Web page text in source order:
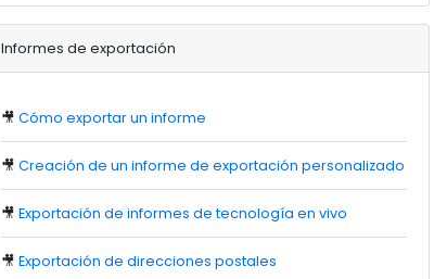
Informes de exportación
🎥Cómo exportar un informe
🎥Creación de un informe de exportación personalizado
🎥Exportación de informes de tecnología en vivo
🎥Exportación de direcciones postales